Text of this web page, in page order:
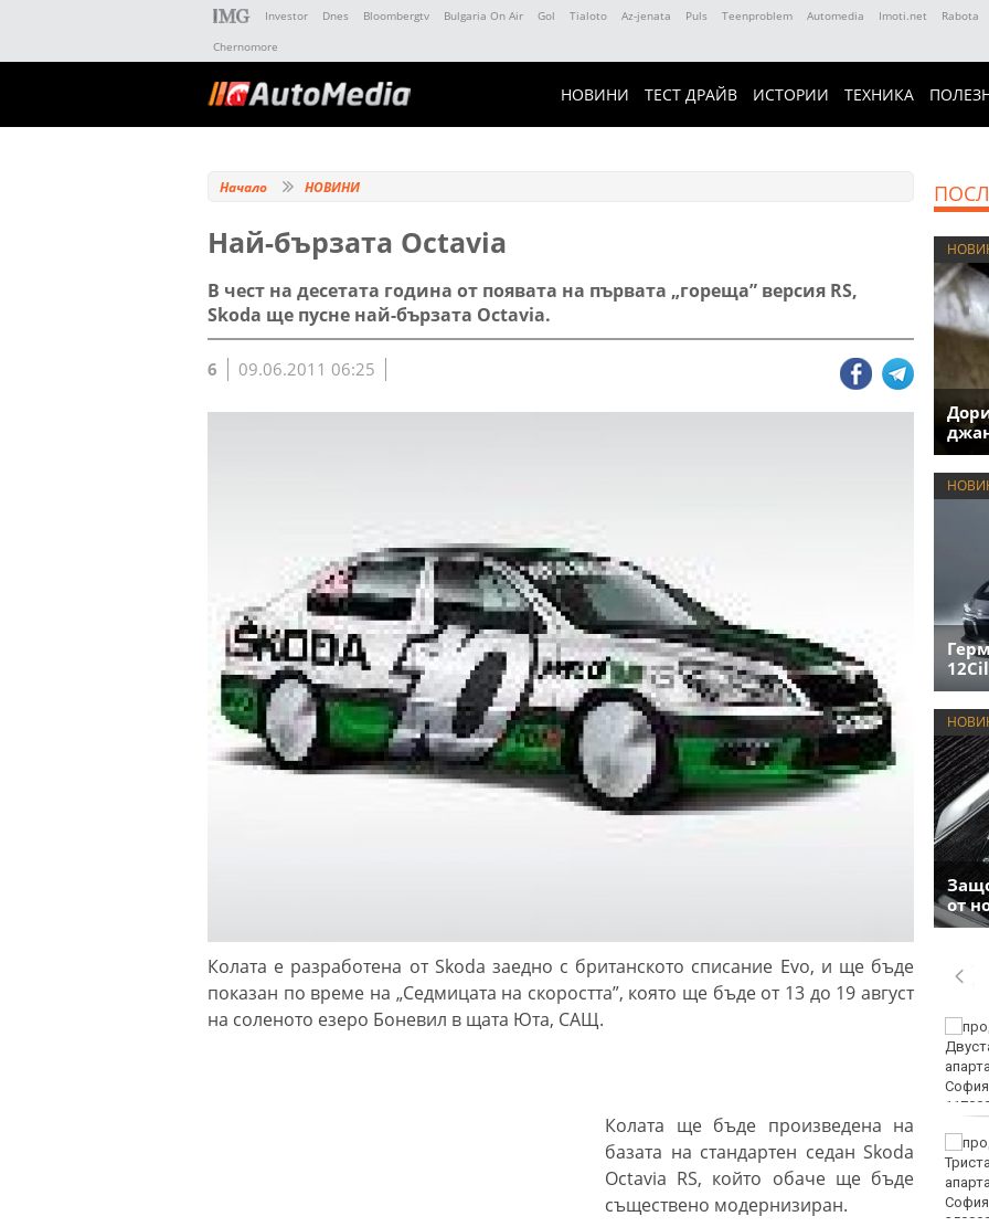
Investor Dnes Bloombergtv Bulgaria On Air Gol Tialoto Az-jenata Puls Teenproblem Automedia Imoti.net Rabota
Chernomore
НОВИНИ ТЕСТ ДРАЙВ ИСТОРИИ ТЕХНИКА
Начало НОВИНИ
Най-бързата Octavia
В чест на десетата година от появата на първата „гореща” версия RS,
Skoda ще пусне най-бързата Octavia.
6 09.06.2011 06:25
Колата е разработена от Skoda заедно с британското списание Evo, и ще бъде
показан по време на „Седмицата на скоростта”, която ще бъде от 13 до 19 август
на соленото езеро Боневил в щата Юта, САЩ.
Колата ще бъде произведена на
базата на стандартен седан Skoda
Octavia RS, който обаче ще бъде
съществено модернизиран.
от
ЦСКА удари с 3:0 Макаби
като гост